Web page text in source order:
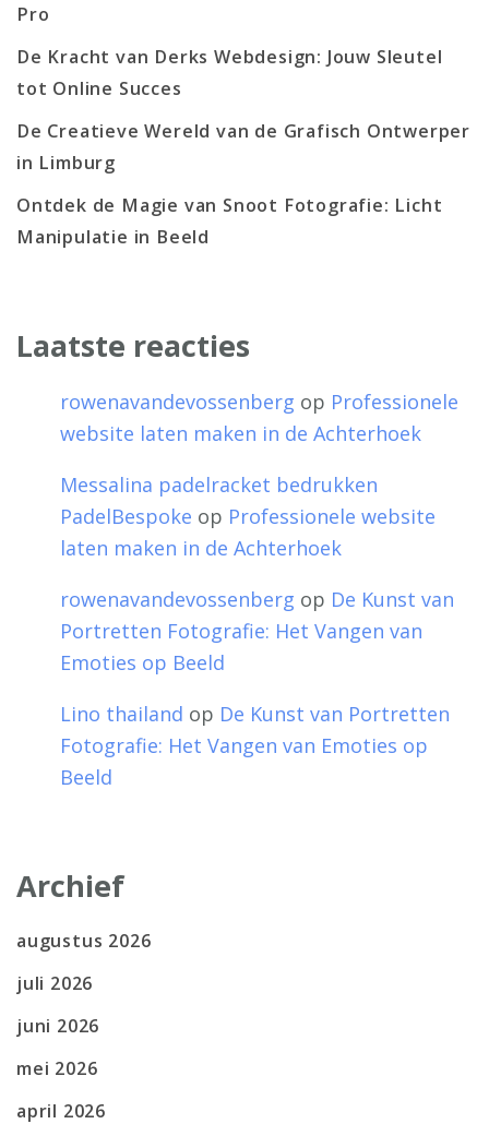
Pro
De Kracht van Derks Webdesign: Jouw Sleutel
tot Online Succes
De Creatieve Wereld van de Grafisch Ontwerper
in Limburg
Ontdek de Magie van Snoot Fotografie: Licht
Manipulatie in Beeld
Laatste reacties
rowenavandevossenberg op Professionele
website laten maken in de Achterhoek
Messalina padelracket bedrukken
PadelBespoke op Professionele website
laten maken in de Achterhoek
rowenavandevossenberg op De Kunst van
Portretten Fotografie: Het Vangen van
Emoties op Beeld
Lino thailand op De Kunst van Portretten
Fotografie: Het Vangen van Emoties op
Beeld
Archief
augustus 2026
juli 2026
juni 2026
mei 2026
april 2026